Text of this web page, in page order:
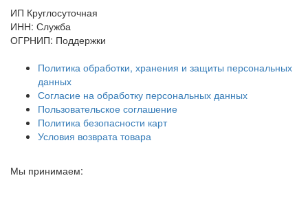
ИП Круглосуточная
ИНН: Служба
ОГРНИП: Поддержки
Политика обработки, хранения и защиты персональных
данных
Согласие на обработку персональных данных
Пользовательское соглашение
Политика безопасности карт
Условия возврата товара
Мы принимаем: